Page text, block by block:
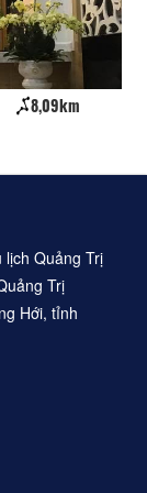
8,09km
lịch Quảng Trị
Trị
Hới, tỉnh